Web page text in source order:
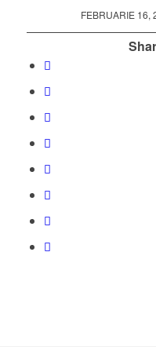
FEBRUARIE 16,
/